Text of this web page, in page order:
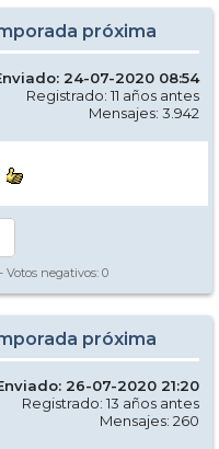
próxima
24-07-2020 08:54
Registrado: 11 años antes
Mensajes: 3.942
- Votos negativos: 0
próxima
26-07-2020 21:20
Registrado: 13 años antes
Mensajes: 260